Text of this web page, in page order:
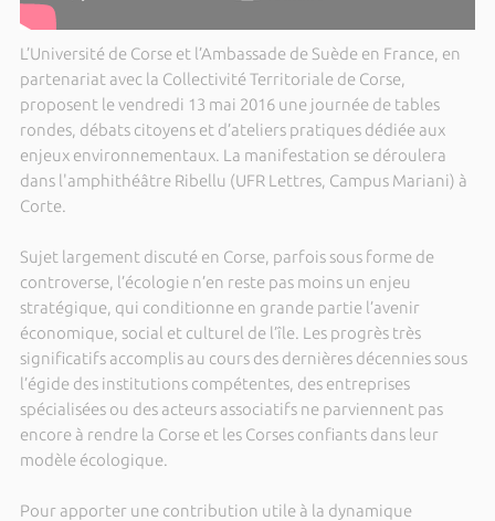
L’Université de Corse et l’Ambassade de Suède en France, en
partenariat avec la Collectivité Territoriale de Corse,
proposent le vendredi 13 mai 2016 une journée de tables
rondes, débats citoyens et d’ateliers pratiques dédiée aux
enjeux environnementaux. La manifestation se déroulera
dans l'amphithéâtre Ribellu (UFR Lettres, Campus Mariani) à
Corte.
Sujet largement discuté en Corse, parfois sous forme de
controverse, l’écologie n’en reste pas moins un enjeu
stratégique, qui conditionne en grande partie l’avenir
économique, social et culturel de l’île. Les progrès très
significatifs accomplis au cours des dernières décennies sous
l’égide des institutions compétentes, des entreprises
spécialisées ou des acteurs associatifs ne parviennent pas
encore à rendre la Corse et les Corses confiants dans leur
modèle écologique.
Pour apporter une contribution utile à la dynamique